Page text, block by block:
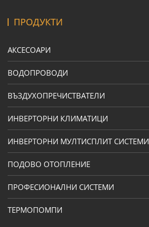
ПРОДУКТИ
АКСЕСОАРИ
ВОДОПРОВОДИ
ВЪЗДУХОПРЕЧИСТВАТЕЛИ
ИНВЕРТОРНИ КЛИМАТИЦИ
ИНВЕРТОРНИ МУЛТИСПЛИТ СИСТЕМИ
ПОДОВО ОТОПЛЕНИЕ
ПРОФЕСИОНАЛНИ СИСТЕМИ
ТЕРМОПОМПИ